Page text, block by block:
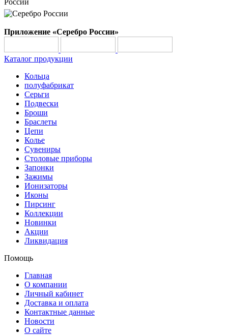
России
Приложение «Серебро России»
Каталог продукции
Кольца
полуфабрикат
Серьги
Подвески
Броши
Браслеты
Цепи
Колье
Сувениры
Столовые приборы
Запонки
Зажимы
Ионизаторы
Иконы
Пирсинг
Коллекции
Новинки
Акции
Ликвидация
Помощь
Главная
О компании
Личный кабинет
Доставка и оплата
Контактные данные
Новости
О сайте